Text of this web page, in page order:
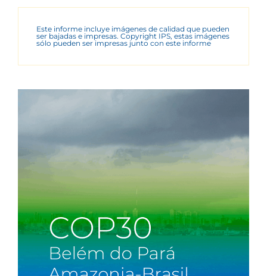
Este informe incluye imágenes de calidad que pueden
ser bajadas e impresas. Copyright IPS, estas imágenes
sólo pueden ser impresas junto con este informe